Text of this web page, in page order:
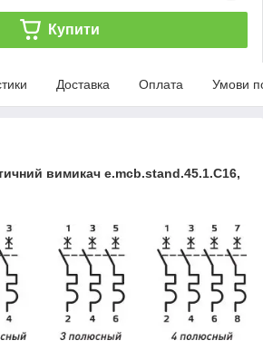
Купити
Доставка Оплата Умови
вимикач e.mcb.stand.45.1.C16,